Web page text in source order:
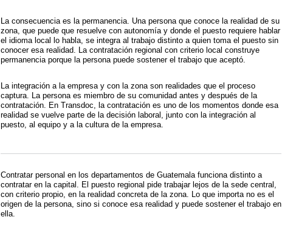
La consecuencia es la permanencia. Una persona que conoce la realidad de su
zona, que puede que resuelve con autonomía y donde el puesto requiere hablar
el idioma local lo habla, se integra al trabajo distinto a quien toma el puesto sin
conocer esa realidad. La contratación regional con criterio local construye
permanencia porque la persona puede sostener el trabajo que aceptó.
La integración a la empresa y con la zona son realidades que el proceso
captura. La persona es miembro de su comunidad antes y después de la
contratación. En Transdoc, la contratación es uno de los momentos donde esa
realidad se vuelve parte de la decisión laboral, junto con la integración al
puesto, al equipo y a la cultura de la empresa.
Contratar personal en los departamentos de Guatemala funciona distinto a
contratar en la capital. El puesto regional pide trabajar lejos de la sede central,
con criterio propio, en la realidad concreta de la zona. Lo que importa no es el
origen de la persona, sino si conoce esa realidad y puede sostener el trabajo en
ella.